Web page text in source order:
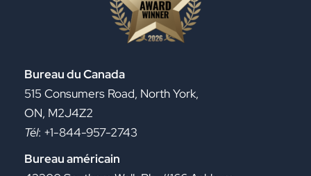
Bureau du Canada
515 Consumers Road, North York,
ON, M2J4Z2
Tél: +1-844-957-2743
Bureau américain